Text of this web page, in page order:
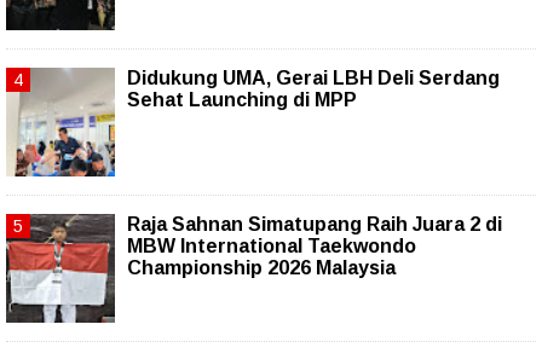
Didukung UMA, Gerai LBH Deli Serdang
Sehat Launching di MPP
Raja Sahnan Simatupang Raih Juara 2 di
MBW International Taekwondo
Championship 2026 Malaysia